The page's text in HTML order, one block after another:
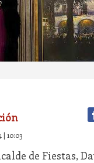
| 10:03
de Fiestas,